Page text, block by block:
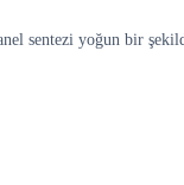
sentezi yoğun bir